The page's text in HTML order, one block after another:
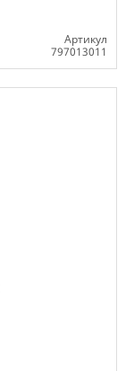
Артикул
797013011